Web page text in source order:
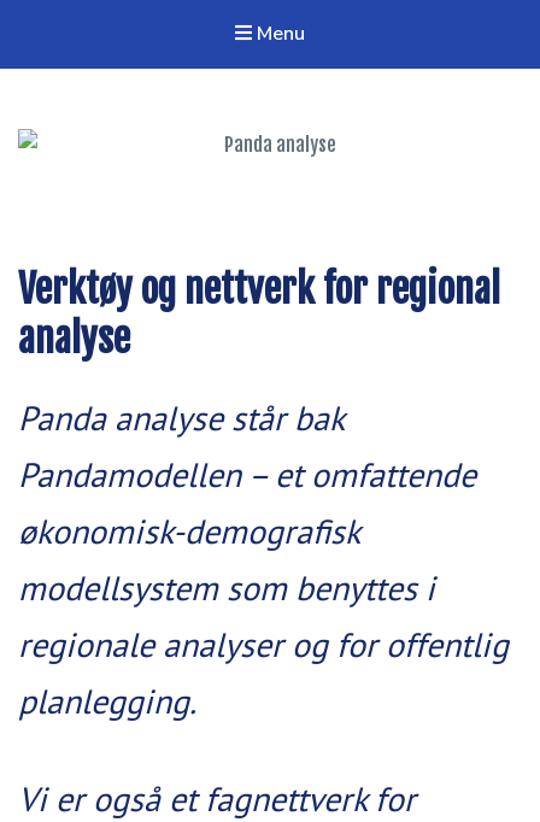
Menu
Verktøy og nettverk for regional
analyse
Panda analyse står bak
Pandamodellen – et omfattende
økonomisk-demografisk
modellsystem som benyttes i
regionale analyser og for offentlig
planlegging.
Vi er også et fagnettverk for